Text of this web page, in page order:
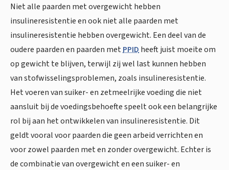
Niet alle paarden met overgewicht hebben
insulineresistentie en ook niet alle paarden met
insulineresistentie hebben overgewicht. Een deel van de
oudere paarden en paarden metPPIDheeft juist moeite om
op gewicht te blijven, terwijl zij wel last kunnen hebben
van stofwisselingsproblemen, zoals insulineresistentie.
Het voeren van suiker- en zetmeelrijke voeding die niet
aansluit bij de voedingsbehoefte speelt ook een belangrijke
rol bij aan het ontwikkelen van insulineresistentie. Dit
geldt vooral voor paarden die geen arbeid verrichten en
voor zowel paarden met en zonder overgewicht. Echter is
de combinatie van overgewicht en een suiker- en